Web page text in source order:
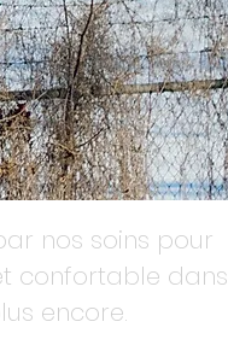
nos soins pour
confortable dans
encore.